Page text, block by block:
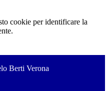
cookie per identificare la
Berti Verona